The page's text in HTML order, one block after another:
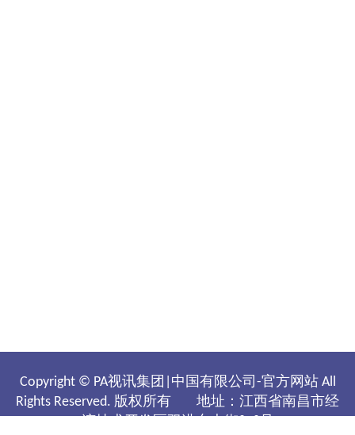
Copyright © PA视讯集团|中国有限公司-官方网站 All
Rights Reserved. 版权所有 地址：江西省南昌市经